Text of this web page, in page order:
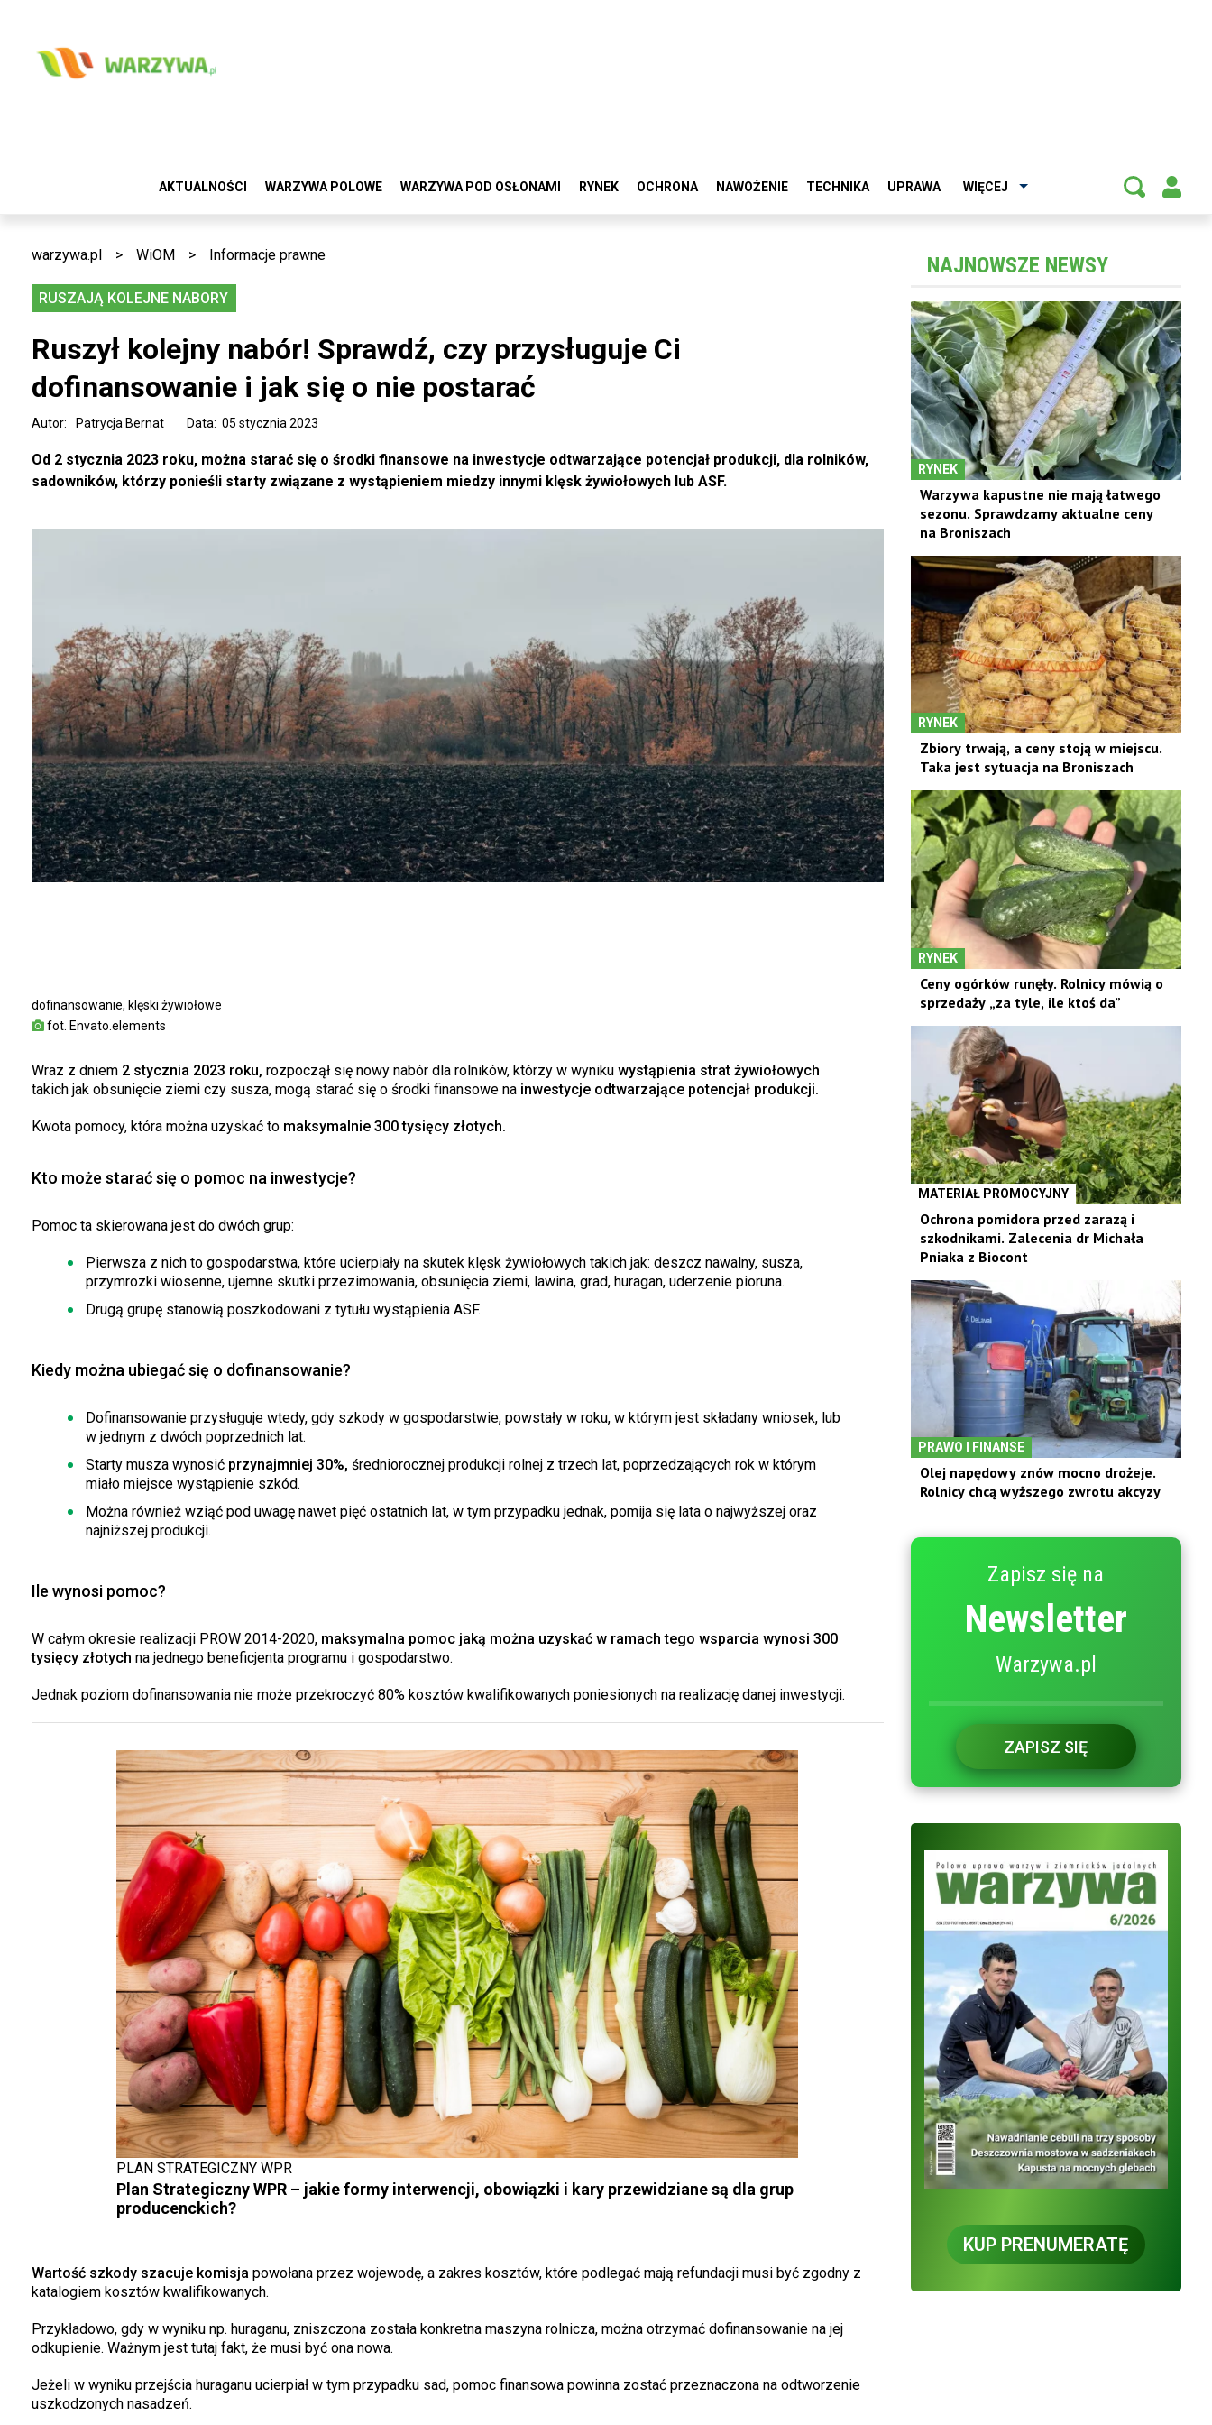
AKTUALNOŚCI WARZYWA POLOWE WARZYWA POD OSŁONAMI RYNEK OCHRONA NAWOŻENIE TECHNIKA UPRAWA WIĘCEJ
warzywa.pl > WiOM > Informacje prawne
dofinansowanie, klęski żywiołowe
fot. Envato.elements
RUSZAJĄ KOLEJNE NABORY
Ruszył kolejny nabór! Sprawdź, czy przysługuje Ci
dofinansowanie i jak się o nie postarać
Data: 05 stycznia 2023
Autor: Patrycja Bernat
Od 2 stycznia 2023 roku, można starać się o środki finansowe na inwestycje odtwarzające potencjał produkcji, dla rolników,
sadowników, którzy ponieśli starty związane z wystąpieniem miedzy innymi klęsk żywiołowych lub ASF.
Wraz z dniem2 stycznia 2023 roku, rozpoczął się nowy nabór dla rolników, którzy w wyniku wystąpienia strat żywiołowych
takich jak obsunięcie ziemi czy susza, mogą starać się o środki finansowe nainwestycje odtwarzające potencjał produkcji.
Kwota pomocy, która można uzyskać tomaksymalnie 300 tysięcy złotych.
Kto może starać się o pomoc na inwestycje?
Pomoc ta skierowana jest do dwóch grup:
Pierwsza z nich to gospodarstwa, które ucierpiały na skutek klęsk żywiołowych takich jak: deszcz nawalny, susza,
przymrozki wiosenne, ujemne skutki przezimowania, obsunięcia ziemi, lawina, grad, huragan, uderzenie pioruna.
Drugą grupę stanowią poszkodowani z tytułu wystąpienia ASF.
Kiedy można ubiegać się o dofinansowanie?
Dofinansowanie przysługuje wtedy, gdy szkody w gospodarstwie, powstały w roku, w którym jest składany wniosek, lub
w jednym z dwóch poprzednich lat.
Starty musza wynosić przynajmniej 30%, średniorocznej produkcji rolnej z trzech lat, poprzedzających rok w którym
miało miejsce wystąpienie szkód.
Można również wziąć pod uwagę nawet pięć ostatnich lat, w tym przypadku jednak, pomija się lata o najwyższej oraz
najniższej produkcji.
Ile wynosi pomoc?
W całym okresie realizacji PROW 2014-2020, maksymalna pomoc jaką można uzyskać w ramach tego wsparcia wynosi 300
tysięcy złotych na jednego beneficjenta programu i gospodarstwo.
Jednak poziom dofinansowania nie może przekroczyć 80% kosztów kwalifikowanych poniesionych na realizację danej inwestycji.
PLAN STRATEGICZNY WPR
Plan Strategiczny WPR – jakie formy interwencji, obowiązki i kary przewidziane są dla grup
producenckich?
Wartość szkody szacuje komisja powołana przez wojewodę, a zakres kosztów, które podlegać mają refundacji musi być zgodny z
katalogiem kosztów kwalifikowanych.
Przykładowo, gdy w wyniku np. huraganu, zniszczona została konkretna maszyna rolnicza, można otrzymać dofinansowanie na jej
odkupienie. Ważnym jest tutaj fakt, że musi być ona nowa.
Jeżeli w wyniku przejścia huraganu ucierpiał w tym przypadku sad, pomoc finansowa powinna zostać przeznaczona na odtworzenie
uszkodzonych nasadzeń.
NAJNOWSZE NEWSY
RYNEK
Warzywa kapustne nie mają łatwego
sezonu. Sprawdzamy aktualne ceny
na Broniszach
RYNEK
Zbiory trwają, a ceny stoją w miejscu.
Taka jest sytuacja na Broniszach
RYNEK
Ceny ogórków runęły. Rolnicy mówią o
sprzedaży „za tyle, ile ktoś da”
MATERIAŁ PROMOCYJNY
Ochrona pomidora przed zarazą i
szkodnikami. Zalecenia dr Michała
Pniaka z Biocont
PRAWO I FINANSE
Olej napędowy znów mocno drożeje.
Rolnicy chcą wyższego zwrotu akcyzy
Zapisz się na
Newsletter
Warzywa.pl
ZAPISZ SIĘ
KUP PRENUMERATĘ